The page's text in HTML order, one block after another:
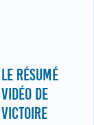
LE RÉSUMÉ
VIDÉO DE
VICTOIRE